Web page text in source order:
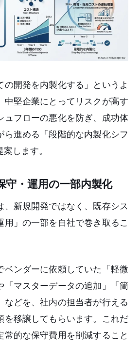
の開発を内製化する」というよ
中堅企業にとってリスクが高す
ュフローの悪化を防ぎ、成功体
ら進める「段階的な内製化シフ
します。
守・運用の一部内製化
、新規開発ではなく、既存シス
用」の一部を自社で巻き取るこ
ベンダーに依頼していた「軽微
「マスターデータの追加」「簡
などを、社内の担当者が行える
を移譲してもらいます。これだ
常的な保守費用を削減すること